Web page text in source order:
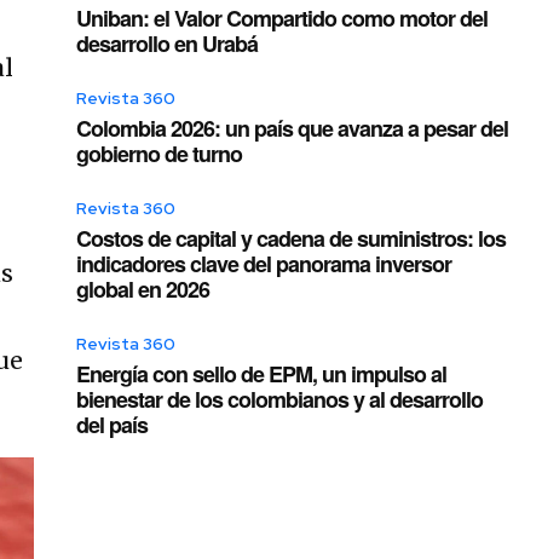
Uniban: el Valor Compartido como motor del
desarrollo en Urabá
Revista 360
Colombia 2026: un país que avanza a pesar del
gobierno de turno
Revista 360
Costos de capital y cadena de suministros: los
indicadores clave del panorama inversor
global en 2026
Revista 360
Energía con sello de EPM, un impulso al
bienestar de los colombianos y al desarrollo
del país